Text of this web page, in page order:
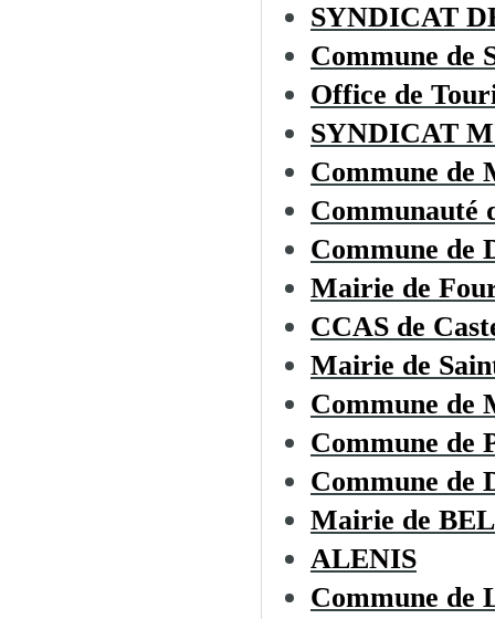
SYNDICAT
Commune de
Office de
SYNDICAT
Commune de
Communauté
Commune de
Mairie de
CCAS de
Mairie de
Commune de
Commune de
Commune de
Mairie de
ALENIS
Commune de